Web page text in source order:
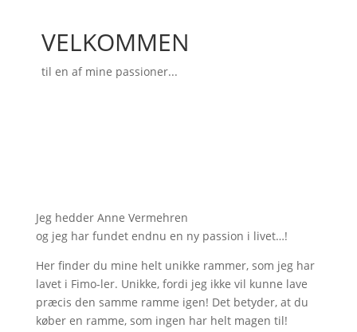
VELKOMMEN
til en af mine passioner...
Jeg hedder Anne Vermehren
og jeg har fundet endnu en ny passion i livet…!
Her finder du mine helt unikke rammer, som jeg har
lavet i Fimo-ler. Unikke, fordi jeg ikke vil kunne lave
præcis den samme ramme igen! Det betyder, at du
køber en ramme, som ingen har helt magen til!